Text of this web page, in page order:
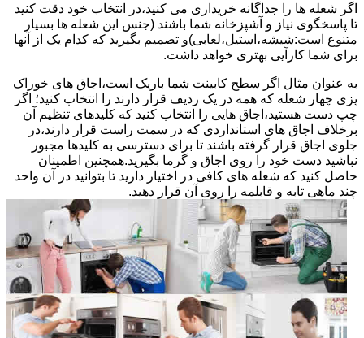
اگر شعله ها را جداگانه خریداری می کنید،در انتخاب خود دقت کنید
تا پاسخگوی نیاز و آشپزخانه شما باشند (جنس این شعله ها بسیار
متنوع است:شیشه،استیل،لعابی)و تصمیم بگیرید که کدام یک از آنها
برای شما کارآیی بهتری خواهد داشت.
به عنوان مثال اگر سطح کابینت شما باریک است،اجاق های خوراک
پزی چهار شعله که همه در یک ردیف قرار دارند را انتخاب کنید؛ اگر
چپ دست هستید،اجاق هایی را انتخاب کنید که کلیدهای تنظیم آن
برخلاف اجاق های استانداردی که در سمت راست قرار دارند،در
جلوی اجاق قرار گرفته باشند تا برای دسترسی به کلیدها مجبور
نباشید دست خود را روی اجاق و گرما بگیرید.همچنین اطمینان
حاصل کنید که شعله های کافی در اختیار دارید تا بتوانید در آن واحد
چند ماهی تابه و قابلمه را روی آن قرار دهید.